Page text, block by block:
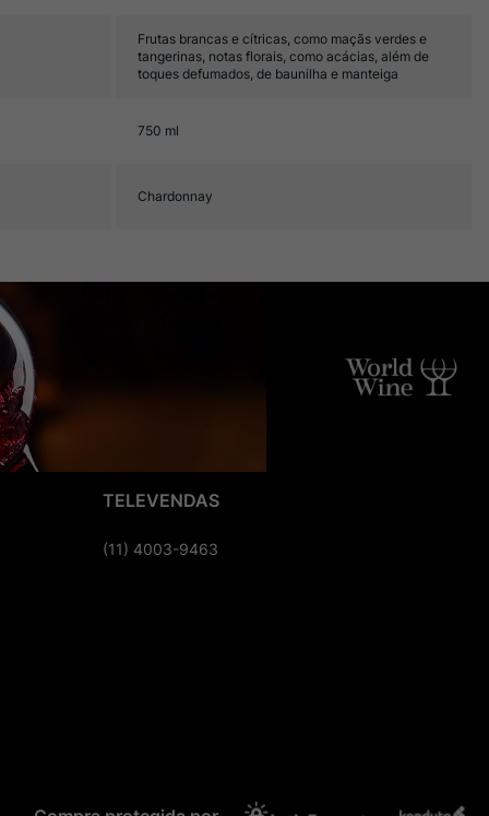
Frutas brancas e cítricas, como maçãs verdes e
tangerinas, notas florais, como acácias, além de
toques defumados, de baunilha e manteiga
750 ml
Chardonnay
TELEVENDAS
(11) 4003-9463